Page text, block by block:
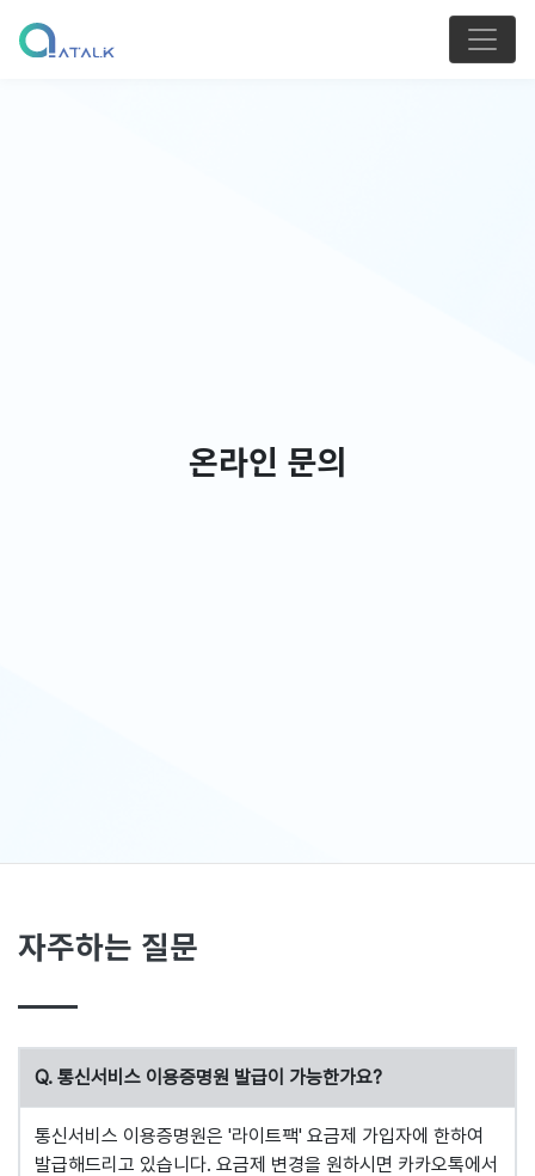
온라인 문의
자주하는 질문
Q. 통신서비스 이용증명원 발급이 가능한가요?
통신서비스 이용증명원은 '라이트팩' 요금제 가입자에 한하여
발급해드리고 있습니다. 요금제 변경을 원하시면 카카오톡에서